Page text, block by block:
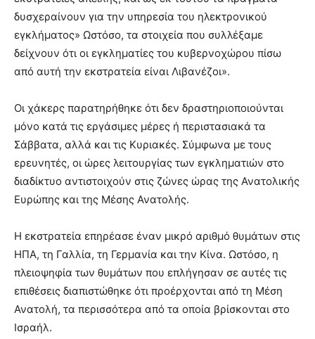
δυσχεραίνουν για την υπηρεσία του ηλεκτρονικού
εγκλήματος» Ωστόσο, τα στοιχεία που συλλέξαμε
δείχνουν ότι οι εγκληματίες του κυβερνοχώρου πίσω
από αυτή την εκστρατεία είναι Λιβανέζοι».
Οι χάκερς παρατηρήθηκε ότι δεν δραστηριοποιούνται
μόνο κατά τις εργάσιμες μέρες ή περιστασιακά τα
Σάββατα, αλλά και τις Κυριακές. Σύμφωνα με τους
ερευνητές, οι ώρες λειτουργίας των εγκληματιών στο
διαδίκτυο αντιστοιχούν στις ζώνες ώρας της Ανατολικής
Ευρώπης και της Μέσης Ανατολής.
Η εκστρατεία επηρέασε έναν μικρό αριθμό θυμάτων στις
ΗΠΑ, τη Γαλλία, τη Γερμανία και την Κίνα. Ωστόσο, η
πλειοψηφία των θυμάτων που επλήγησαν σε αυτές τις
επιθέσεις διαπιστώθηκε ότι προέρχονται από τη Μέση
Ανατολή, τα περισσότερα από τα οποία βρίσκονται στο
Ισραήλ.